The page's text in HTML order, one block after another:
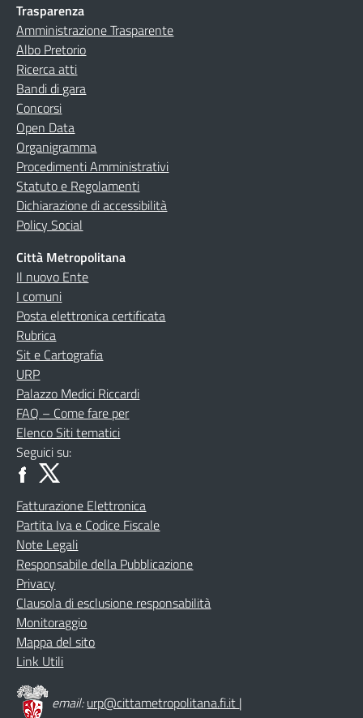
Trasparenza
Amministrazione Trasparente
Albo Pretorio
Ricerca atti
Bandi di gara
Concorsi
Open Data
Organigramma
Procedimenti Amministrativi
Statuto e Regolamenti
Dichiarazione di accessibilità
Policy Social
Città Metropolitana
Il nuovo Ente
I comuni
Posta elettronica certificata
Rubrica
Sit e Cartografia
URP
Palazzo Medici Riccardi
FAQ – Come fare per
Elenco Siti tematici
Seguici su:
Fatturazione Elettronica
Partita Iva e Codice Fiscale
Note Legali
Responsabile della Pubblicazione
Privacy
Clausola di esclusione responsabilità
Monitoraggio
Mappa del sito
Link Utili
email:urp@cittametropolitana.fi.it |